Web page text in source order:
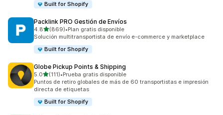
Built for Shopify
Packlink PRO Gestión de Envíos
4.8de 5 estrellas
(869)
869 reseñas en total
•Plan gratis disponible
Solución multitransportista de envío e-commerce y marketplace
Built for Shopify
Globe Pickup Points & Shipping
5.0de 5 estrellas
(111)
111 reseñas en total
•Prueba gratis disponible
Puntos de retiro globales de más de 60 transportistas e impresión
directa de etiquetas
Built for Shopify